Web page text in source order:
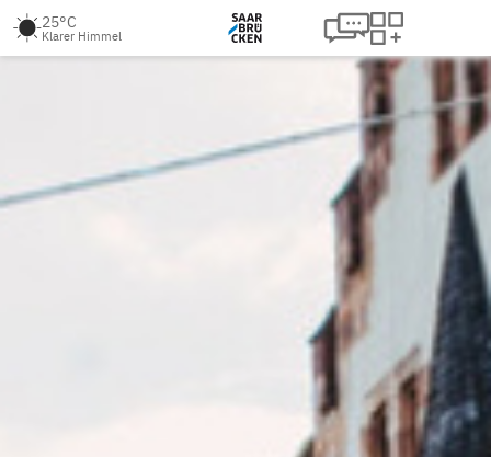
25°C
Klarer Himmel